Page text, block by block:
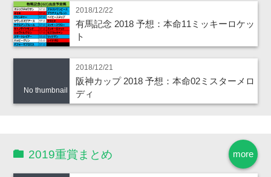
2018/12/22
有馬記念 2018 予想：本命11ミッキーロケッ
ト
No thumbnail
2018/12/21
阪神カップ 2018 予想：本命02ミスターメロ
ディ
more
2019重賞まとめ